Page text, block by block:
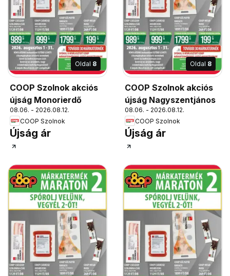
Oldal 8
COOP Szolnok akciós
újság Monorierdő
08.06. - 2026.08.12.
COOP Szolnok
Újság ár
Oldal 8
COOP Szolnok akciós
újság Nagyszentjános
08.06. - 2026.08.12.
COOP Szolnok
Újság ár